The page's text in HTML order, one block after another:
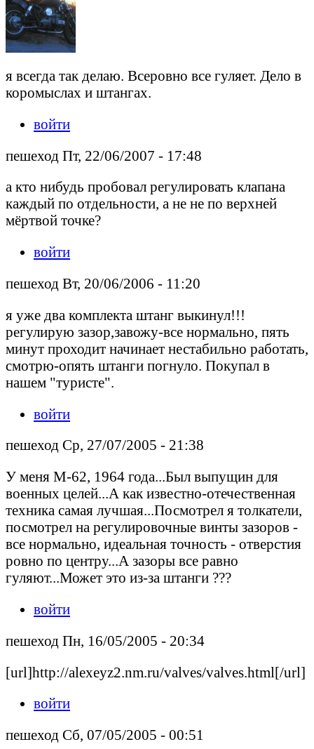
я всегда так делаю. Всеровно все гуляет. Дело в
коромыслах и штангах.
войти
пешеход Пт, 22/06/2007 - 17:48
а кто нибудь пробовал регулировать клапана
каждый по отдельности, а не не по верхней
мёртвой точке?
войти
пешеход Вт, 20/06/2006 - 11:20
я уже два комплекта штанг выкинул!!!
регулирую зазор,завожу-все нормально, пять
минут проходит начинает нестабильно работать,
смотрю-опять штанги погнуло. Покупал в
нашем "туристе".
войти
пешеход Ср, 27/07/2005 - 21:38
У меня М-62, 1964 года...Был выпущин для
военных целей...А как известно-отечественная
техника самая лучшая...Посмотрел я толкатели,
посмотрел на регулировочные винты зазоров -
все нормально, идеальная точность - отверстия
ровно по центру...А зазоры все равно
гуляют...Может это из-за штанги ???
войти
пешеход Пн, 16/05/2005 - 20:34
[url]http://alexeyz2.nm.ru/valves/valves.html[/url]
войти
пешеход Сб, 07/05/2005 - 00:51